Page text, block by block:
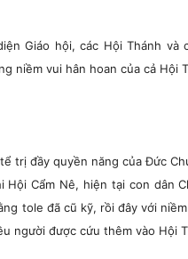
Giáo hội, các Hội Thánh
niềm vui hân hoan của cả Hội
trị đầy quyền năng của Đức
Hội Cẩm Nê, hiện tại con dân
tole đã cũ kỹ, rồi đây với
người được cứu thêm vào Hội